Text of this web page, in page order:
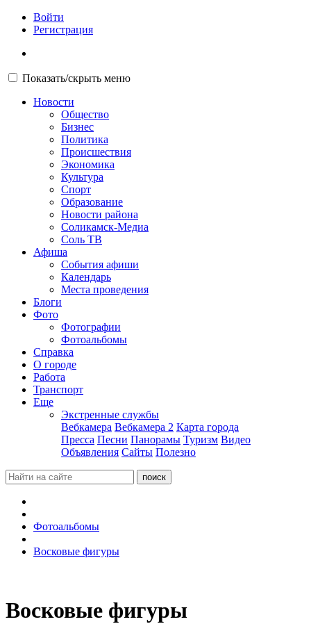
Войти
Регистрация
Показать/скрыть меню
Новости
Общество
Бизнес
Политика
Происшествия
Экономика
Культура
Спорт
Образование
Новости района
Соликамск-Медиа
Соль ТВ
Афиша
События афиши
Календарь
Места проведения
Блоги
Фото
Фотографии
Фотоальбомы
Справка
О городе
Работа
Транспорт
Еще
Экстренные службы
Вебкамера Вебкамера 2 Карта города
Пресса Песни Панорамы Туризм Видео
Объявления Сайты Полезно
Фотоальбомы
Восковые фигуры
Восковые фигуры